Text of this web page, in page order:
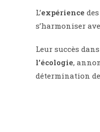
L’expérience
s’harmoniser
Leur succès
l’écologie,
détermination